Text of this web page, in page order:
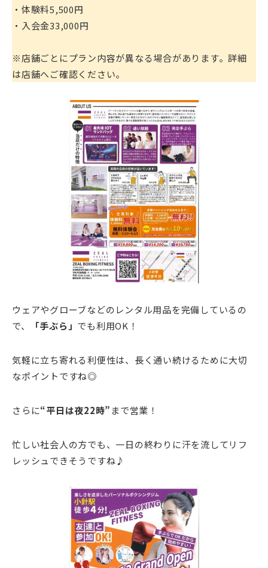
・体験料5,500円
・入会金33,000円
※店舗ごとにプラン内容が異なる場合があります。詳細
は店舗へご確認ください。
ウェアやグローブなどのレンタル用品を完備しているの
で、
「手ぶら」 でも利用OK！
気軽に立ち寄れる利便性は、長く通い続けるために大切
なポイントですね◎
さらに“平日は夜22時” まで営業！
忙しい社会人の方でも、一日の終わりに汗を流してリフ
レッシュできそうですね♪